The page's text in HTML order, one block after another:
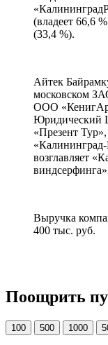
(владеет 66,6
(33,4 %).
Айтек
московском
ООО
Юридический
«Презент
возглавляет
Выручка
400 тыс. руб.
Поощрить
100 500 1000